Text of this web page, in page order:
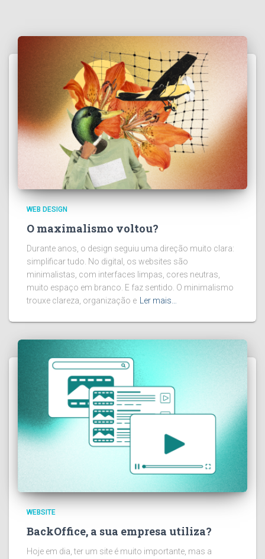
WEB DESIGN
O maximalismo voltou?
Durante anos, o design seguiu uma direção muito clara:
simplificar tudo. No digital, os websites são
minimalistas, com interfaces limpas, cores neutras,
muito espaço em branco. E faz sentido. O minimalismo
trouxe clareza, organização e
Ler mais…
WEBSITE
BackOffice, a sua empresa utiliza?
Hoje em dia, ter um site é muito importante, mas a